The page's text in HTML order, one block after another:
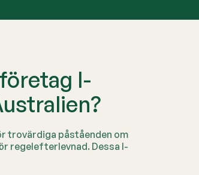
I-
trovärdiga påståenden om
regelefterlevnad. Dessa I-